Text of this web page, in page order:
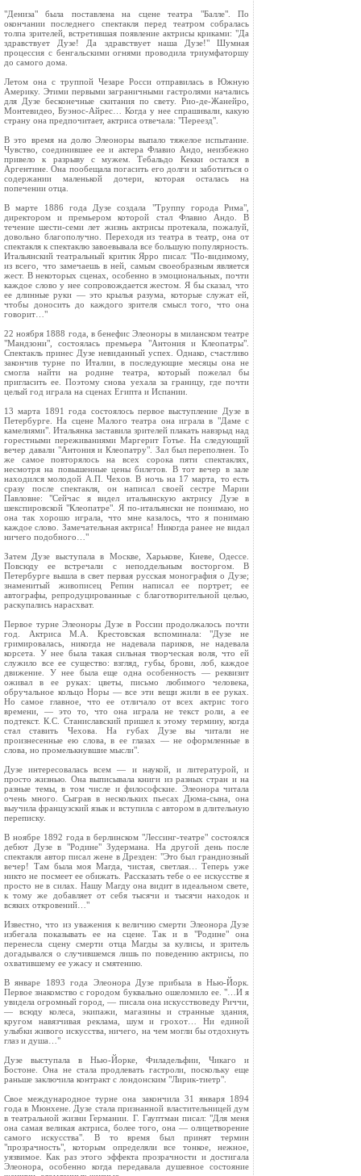
"Дениза" была поставлена на сцене театра "Балле". По
окончании последнего спектакля перед театром собралась
толпа зрителей, встретившая появление актрисы криками: "Да
здравствует Дузе! Да здравствует наша Дузе!" Шумная
процессия с бенгальскими огнями проводила триумфаторшу
до самого дома.
Летом она с труппой Чезаре Росси отправилась в Южную
Америку. Этими первыми заграничными гастролями начались
для Дузе бесконечные скитания по свету. Рио-де-Жанейро,
Монтевидео, Буэнос-Айрес… Когда у нее спрашивали, какую
страну она предпочитает, актриса отвечала: "Переезд".
В это время на долю Элеоноры выпало тяжелое испытание.
Чувство, соединившее ее и актера Флавио Андо, неизбежно
привело к разрыву с мужем. Тебальдо Кекки остался в
Аргентине. Она пообещала погасить его долги и заботиться о
содержании маленькой дочери, которая осталась на
попечении отца.
В марте 1886 года Дузе создала "Труппу города Рима",
директором и премьером которой стал Флавио Андо. В
течение шести-семи лет жизнь актрисы протекала, пожалуй,
довольно благополучно. Переходя из театра в театр, она от
спектакля к спектаклю завоевывала все большую популярность.
Итальянский театральный критик Ярро писал: "По-видимому,
из всего, что замечаешь в ней, самым своеобразным является
жест. В некоторых сценах, особенно в эмоциональных, почти
каждое слово у нее сопровождается жестом. Я бы сказал, что
ее длинные руки — это крылья разума, которые служат ей,
чтобы доносить до каждого зрителя смысл того, что она
говорит…"
22 ноября 1888 года, в бенефис Элеоноры в миланском театре
"Мандзони", состоялась премьера "Антония и Клеопатры".
Спектакль принес Дузе невиданный успех. Однако, счастливо
закончив турне по Италии, в последующие месяцы она не
смогла найти на родине театра, который пожелал бы
пригласить ее. Поэтому снова уехала за границу, где почти
целый год играла на сценах Египта и Испании.
13 марта 1891 года состоялось первое выступление Дузе в
Петербурге. На сцене Малого театра она играла в "Даме с
камелиями". Итальянка заставила зрителей плакать навзрыд над
горестными переживаниями Маргерит Готье. На следующий
вечер давали "Антония и Клеопатру". Зал был переполнен. То
же самое повторялось на всех сорока пяти спектаклях,
несмотря на повышенные цены билетов. В тот вечер в зале
находился молодой А.П. Чехов. В ночь на 17 марта, то есть
сразу после спектакля, он написал своей сестре Марии
Павловне: "Сейчас я видел итальянскую актрису Дузе в
шекспировской "Клеопатре". Я по-итальянски не понимаю, но
она так хорошо играла, что мне казалось, что я понимаю
каждое слово. Замечательная актриса! Никогда ранее не видал
ничего подобного…"
Затем Дузе выступала в Москве, Харькове, Киеве, Одессе.
Повсюду ее встречали с неподдельным восторгом. В
Петербурге вышла в свет первая русская монография о Дузе;
знаменитый живописец Репин написал ее портрет; ее
автографы, репродуцированные с благотворительной целью,
раскупались нарасхват.
Первое турне Элеоноры Дузе в России продолжалось почти
год. Актриса М.А. Крестовская вспоминала: "Дузе не
гримировалась, никогда не надевала париков, не надевала
корсета. У нее была такая сильная творческая воля, что ей
служило все ее существо: взгляд, губы, брови, лоб, каждое
движение. У нее была еще одна особенность — реквизит
оживал в ее руках: цветы, письмо любимого человека,
обручальное кольцо Норы — все эти вещи жили в ее руках.
Но самое главное, что ее отличало от всех актрис того
времени, — это то, что она играла не текст роли, а ее
подтекст. К.С. Станиславский пришел к этому термину, когда
стал ставить Чехова. На губах Дузе вы читали не
произнесенные ею слова, в ее глазах — не оформленные в
слова, но промелькнувшие мысли".
Дузе интересовалась всем — и наукой, и литературой, и
просто жизнью. Она выписывала книги из разных стран и на
разные темы, в том числе и философские. Элеонора читала
очень много. Сыграв в нескольких пьесах Дюма-сына, она
выучила французский язык и вступила с автором в длительную
переписку.
В ноябре 1892 года в берлинском "Лессинг-театре" состоялся
дебют Дузе в "Родине" Зудермана. На другой день после
спектакля автор писал жене в Дрезден: "Это был грандиозный
вечер! Там была моя Магда, чистая, светлая… Теперь уже
никто не посмеет ее обижать. Рассказать тебе о ее искусстве я
просто не в силах. Нашу Магду она видит в идеальном свете,
к тому же добавляет от себя тысячи и тысячи находок и
всяких откровений…"
Известно, что из уважения к величию смерти Элеонора Дузе
избегала показывать ее на сцене. Так и в "Родине" она
перенесла сцену смерти отца Магды за кулисы, и зритель
догадывался о случившемся лишь по поведению актрисы, по
охватившему ее ужасу и смятению.
В январе 1893 года Элеонора Дузе прибыла в Нью-Йорк.
Первое знакомство с городом буквально ошеломило ее. "…И я
увидела огромный город, — писала она искусствоведу Риччи,
— всюду колеса, экипажи, магазины и странные здания,
кругом навязчивая реклама, шум и грохот… Ни единой
улыбки живого искусства, ничего, на чем могли бы отдохнуть
глаз и душа…"
Дузе выступала в Нью-Йорке, Филадельфии, Чикаго и
Бостоне. Она не стала продлевать гастроли, поскольку еще
раньше заключила контракт с лондонским "Лирик-тиетр".
Свое международное турне она закончила 31 января 1894
года в Мюнхене. Дузе стала признанной властительницей дум
в театральной жизни Германии. Г. Гауптман писал: "Для меня
она самая великая актриса, более того, она — олицетворение
самого искусства". В то время был принят термин
"прозрачность", которым определяли все тонкое, нежное,
уязвимое. Как раз этого эффекта прозрачности и достигала
Элеонора, особенно когда передавала душевное состояние